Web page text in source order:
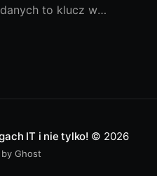
to klucz w
trasy, telematyka,
generuje ogrom
przewozowe, dane
IT i nie tylko! © 2026
Ghost